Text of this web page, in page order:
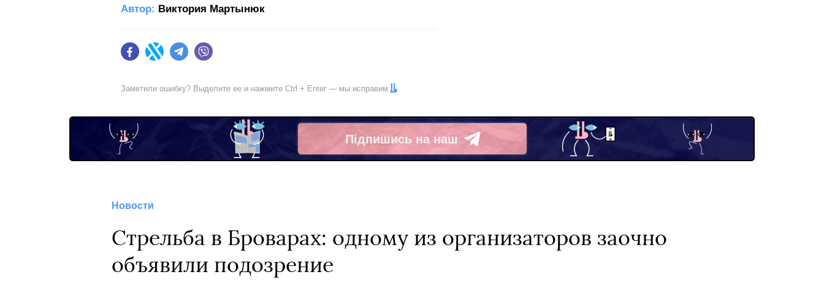
Автор: Виктория Мартынюк
FacebookTwitter Telegram
Заметили ошибку? Выделите ее и нажмите Ctrl + Enter — мы исправим
Підпишись на наш
Telegram
Новости
Стрельба в Броварах: одному из организаторов заочно
объявили подозрение